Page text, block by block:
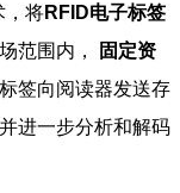
，将RFID电子标签
范围内，
固定资
签向阅读器发送存
进一步分析和解码